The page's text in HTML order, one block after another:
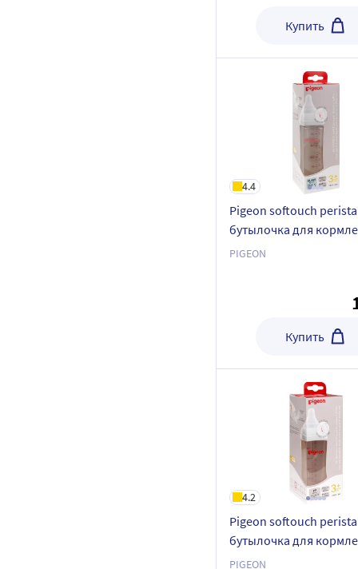
Купить
4.4
Pigeon softouch
бутылочка для
стеклянная 3+ 240 мл
PIGEON
Купить
4.2
Pigeon softouch
бутылочка для
полипропиленовая 3+
PIGEON